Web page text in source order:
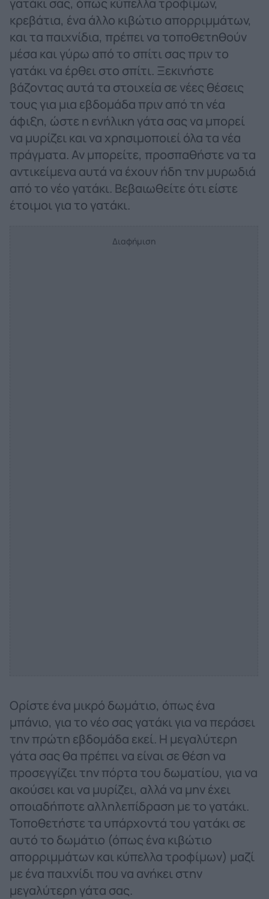
γατάκι σας, όπως κύπελλα τροφίμων,
κρεβάτια, ένα άλλο κιβώτιο απορριμμάτων,
και τα παιχνίδια, πρέπει να τοποθετηθούν
μέσα και γύρω από το σπίτι σας πριν το
γατάκι να έρθει στο σπίτι. Ξεκινήστε
βάζοντας αυτά τα στοιχεία σε νέες θέσεις
τους για μια εβδομάδα πριν από τη νέα
άφιξη, ώστε η ενήλικη γάτα σας να μπορεί
να μυρίζει και να χρησιμοποιεί όλα τα νέα
πράγματα. Αν μπορείτε, προσπαθήστε να τα
αντικείμενα αυτά να έχουν ήδη την μυρωδιά
από το νέο γατάκι. Βεβαιωθείτε ότι είστε
έτοιμοι για το γατάκι.
Διαφήμιση
Ορίστε ένα μικρό δωμάτιο, όπως ένα
μπάνιο, για το νέο σας γατάκι για να περάσει
την πρώτη εβδομάδα εκεί. Η μεγαλύτερη
γάτα σας θα πρέπει να είναι σε θέση να
προσεγγίζει την πόρτα του δωματίου, για να
ακούσει και να μυρίζει, αλλά να μην έχει
οποιαδήποτε αλληλεπίδραση με το γατάκι.
Τοποθετήστε τα υπάρχοντά του γατάκι σε
αυτό το δωμάτιο (όπως ένα κιβώτιο
απορριμμάτων και κύπελλα τροφίμων) μαζί
με ένα παιχνίδι που να ανήκει στην
μεγαλύτερη γάτα σας.